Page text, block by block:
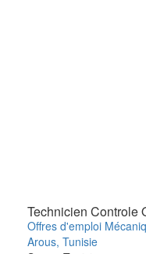
Technicien Controle
Offres d'emploi
Arous, Tunisie